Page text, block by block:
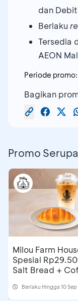
dan
Berlaku
Tersedia
AEON
Periode promo:
Bagikan
Promo Serupa
Milou Farm
Spesial
Salt Bread +
Berlaku Hingga 10